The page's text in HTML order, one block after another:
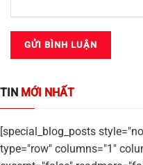
TIN MỚI NHẤT
[special_blog_posts
type="row" columns="1"